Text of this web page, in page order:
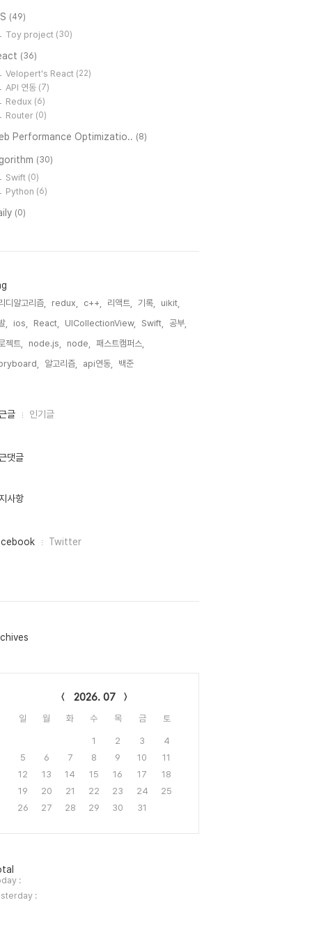
(49)
Toy project (30)
(36)
Velopert's React (22)
API 연동 (7)
Redux (6)
Router (0)
Performance Optimizatio.. (8)
(30)
Swift (0)
Python (6)
(0)
디알고리즘, redux, c++, 리액트, 기록,
uikit,
,
ios, React, UICollectionView, Swift,
공부,
젝트,
node.js, node,
패스트캠퍼스,
알고리즘, api연동, 백준,
글 인기글
댓글
사항
Twitter
2026. 07
일 월 화 수 목 금 토
1 2 3
4
5
6 7 8 9 10
11
12
13 14 15 16 17
18
19
20 21 22 23 24
25
26
27 28 29 30 31
:
: